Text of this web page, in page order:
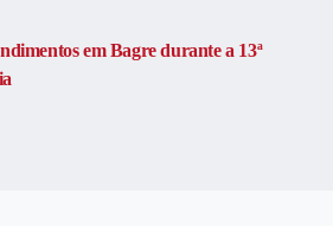
em Bagre durante a 13ª